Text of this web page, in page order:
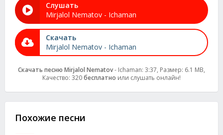
Слушать
Mirjalol Nematov - Ichaman
Скачать
Mirjalol Nematov - Ichaman
Скачать песню Mirjalol Nematov- Ichaman: 3:37, Размер: 6.1 MB,
Качество: 320бесплатно или слушать онлайн!
Похожие песни